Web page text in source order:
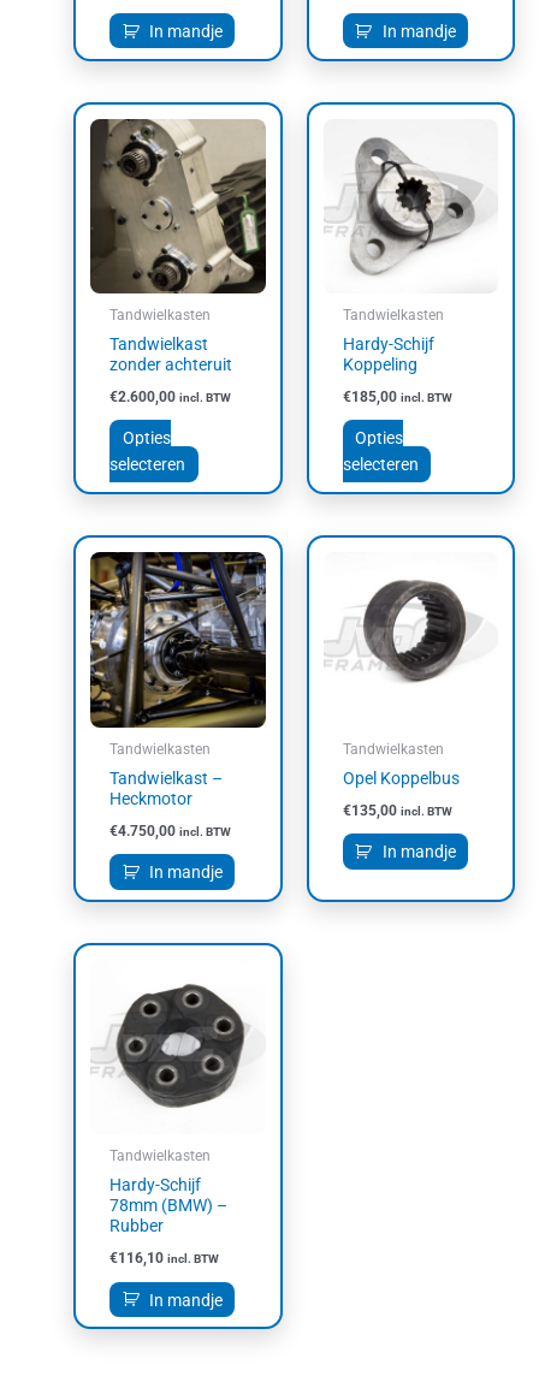
In mandje In mandje
Tandwielkasten
Tandwielkast
zonder achteruit
€2.600,00 incl. BTW
Opties
selecteren
Dit
product
heeft
meerdere
variaties.
Deze
optie
worden
de
Tandwielkasten
Hardy-Schijf
Koppeling
€185,00 incl. BTW
Opties
selecteren
heeft
meerdere
variaties.
Deze
worden
de
Tandwielkasten
Tandwielkast –
Heckmotor
€4.750,00 incl. BTW
In mandje
Tandwielkasten
Opel Koppelbus
€135,00 incl. BTW
In mandje
Tandwielkasten
Hardy-Schijf
78mm (BMW) –
Rubber
€116,10 incl. BTW
In mandje